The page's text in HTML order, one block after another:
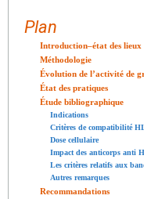
Plan
Introduction–état des lieux
Méthodologie
Évolution de l’activité de
État des pratiques
Étude bibliographique
Indications
Critères de compatibilité
Dose cellulaire
Impact des anticorps anti
Les critères relatifs aux
Autres remarques
Recommandations